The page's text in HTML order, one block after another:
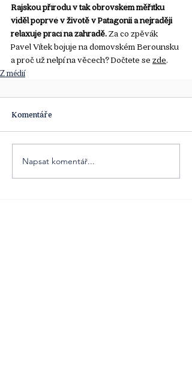
Rajskou přírodu v tak obrovském měřítku
viděl poprvé v životě v Patagonii a nejraději
relaxuje prací na zahradě. Za co zpěvák
Pavel Vítek bojuje na domovském Berounsku
a proč už nelpí na věcech? Dočtete se zde.
Z médií
Komentáře
Napsat komentář...